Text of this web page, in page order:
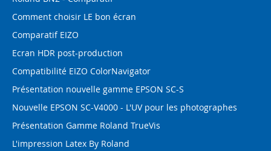
Comment choisir LE bon écran
Comparatif EIZO
Ecran HDR post-production
Compatibilité EIZO ColorNavigator
Présentation nouvelle gamme EPSON SC-S
Nouvelle EPSON SC-V4000 - L'UV pour les photographes
Présentation Gamme Roland TrueVis
L'impression Latex By Roland